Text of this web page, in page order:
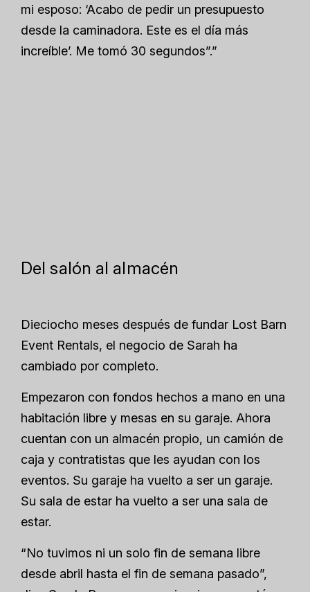
mi esposo: ‘Acabo de pedir un presupuesto
desde la caminadora. Este es el día más
increíble’. Me tomó 30 segundos”.”
Del salón al almacén
Dieciocho meses después de fundar Lost Barn
Event Rentals, el negocio de Sarah ha
cambiado por completo.
Empezaron con fondos hechos a mano en una
habitación libre y mesas en su garaje. Ahora
cuentan con un almacén propio, un camión de
caja y contratistas que les ayudan con los
eventos. Su garaje ha vuelto a ser un garaje.
Su sala de estar ha vuelto a ser una sala de
estar.
“No tuvimos ni un solo fin de semana libre
desde abril hasta el fin de semana pasado”,